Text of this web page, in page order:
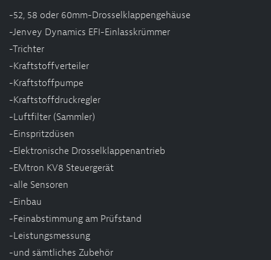
-52, 58 oder 60mm-Drosselklappengehäuse
-Jenvey Dynamics EFI-Einlasskrümmer
-Trichter
-Kraftstoffverteiler
-Kraftstoffpumpe
-Kraftstoffdruckregler
-Luftfilter (Sammler)
-Einspritzdüsen
-Elektronische Drosselklappenantrieb
-EMtron KV8 Steuergerät
-alle Sensoren
-Einbau
-Feinabstimmung am Prüfstand
-Leistungsmessung
-und sämtliches Zubehör